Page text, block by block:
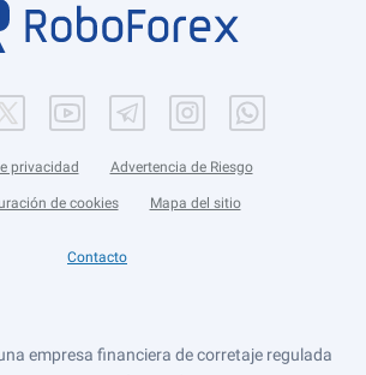
privacidad Advertencia de Riesgo
de cookies Mapa del sitio
Contacto
empresa financiera de corretaje regulada